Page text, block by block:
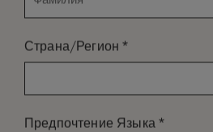
Страна/Регион*
Предпочтение Языка*